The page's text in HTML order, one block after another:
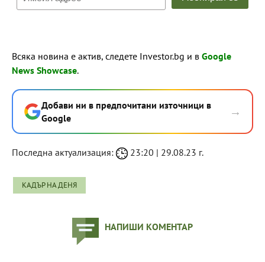
Всяка новина е актив, следете Investor.bg и в Google
News Showcase.
Добави ни в предпочитани източници в
Google
→
Последна актуализация: 23:20 | 29.08.23 г.
КАДЪР НА ДЕНЯ
НАПИШИ КОМЕНТАР